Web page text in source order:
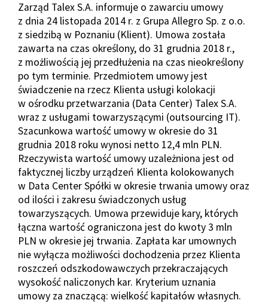
Zarząd Talex S.A. informuje o zawarciu umowy
z dnia 24 listopada 2014 r. z Grupa Allegro Sp. z o.o.
z siedzibą w Poznaniu (Klient). Umowa została
zawarta na czas określony, do 31 grudnia 2018 r.,
z możliwością jej przedłużenia na czas nieokreślony
po tym terminie. Przedmiotem umowy jest
świadczenie na rzecz Klienta usługi kolokacji
w ośrodku przetwarzania (Data Center) Talex S.A.
wraz z usługami towarzyszącymi (outsourcing IT).
Szacunkowa wartość umowy w okresie do 31
grudnia 2018 roku wynosi netto 12,4 mln PLN.
Rzeczywista wartość umowy uzależniona jest od
faktycznej liczby urządzeń Klienta kolokowanych
w Data Center Spółki w okresie trwania umowy oraz
od ilości i zakresu świadczonych usług
towarzyszących. Umowa przewiduje kary, których
łączna wartość ograniczona jest do kwoty 3 mln
PLN w okresie jej trwania. Zapłata kar umownych
nie wyłącza możliwości dochodzenia przez Klienta
roszczeń odszkodowawczych przekraczających
wysokość naliczonych kar. Kryterium uznania
umowy za znaczącą: wielkość kapitałów własnych.